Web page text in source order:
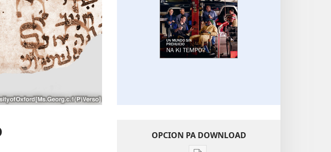
OPCION PA DOWNLOAD